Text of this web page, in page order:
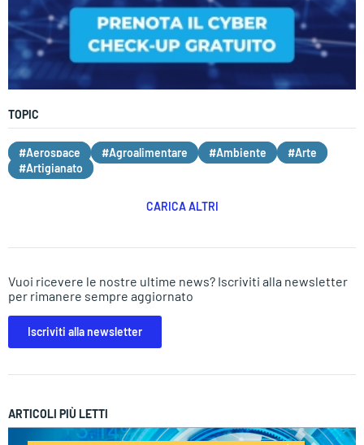
TOPIC
#Aerospace #Agroalimentare #Ambiente
#Arte
#Artigianato
CARICA ALTRI
Vuoi ricevere le nostre ultime news? Iscriviti alla newsletter
per rimanere sempre aggiornato
Iscriviti alla newsletter
ARTICOLI PIÙ LETTI